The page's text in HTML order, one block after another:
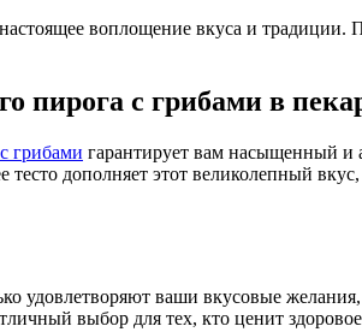
воплощение вкуса и традиции.
пирога с грибами в
грибами гарантирует вам насыщенный и
тесто дополняет этот великолепный
удовлетворяют ваши вкусовые
выбор для тех, кто ценит